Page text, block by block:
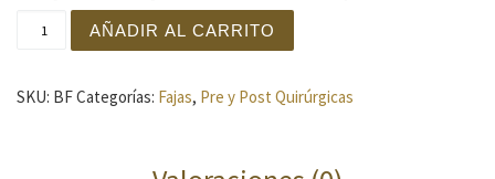
Prenda reafirmante de brazo cantidad
AÑADIR AL CARRITO
SKU: BFCategorías: Fajas, Pre y Post Quirúrgicas